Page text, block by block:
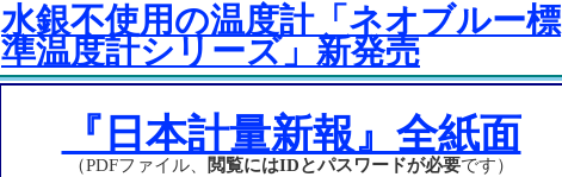
水銀不使用の温度計「ネオブルー標
準温度計シリーズ」新発売
『日本計量新報』全紙面
（PDFファイル、 閲覧にはIDとパスワードが必要です）